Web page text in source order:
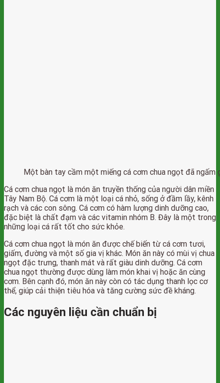
Một bàn tay cầm một miếng cá cơm chua ngọt đã ngấm
Cá cơm chua ngọt là món ăn truyền thống của người dân miền
Tây Nam Bộ. Cá cơm là một loại cá nhỏ, sống ở đầm lầy, kênh
rạch và các con sông. Cá cơm có hàm lượng dinh dưỡng cao,
đặc biệt là chất đạm và các vitamin nhóm B. Đây là một trong
những loại cá rất tốt cho sức khỏe.
Cá cơm chua ngọt là món ăn được chế biến từ cá cơm tươi,
giấm, đường và một số gia vị khác. Món ăn này có mùi vị chua
ngọt đặc trưng, thanh mát và rất giàu dinh dưỡng. Cá cơm
chua ngọt thường được dùng làm món khai vị hoặc ăn cùng
cơm. Bên cạnh đó, món ăn này còn có tác dụng thanh lọc cơ
thể, giúp cải thiện tiêu hóa và tăng cường sức đề kháng.
Các nguyên liệu cần chuẩn bị